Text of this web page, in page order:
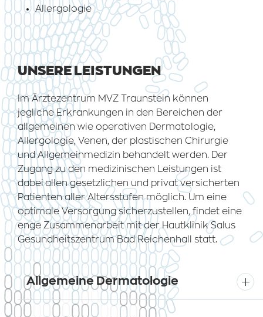
Allergologie
UNSERE LEISTUNGEN
Im Ärztezentrum MVZ Traunstein können
jegliche Erkrankungen in den Bereichen der
allgemeinen wie operativen Dermatologie,
Allergologie, Venen, der plastischen Chirurgie
und Allgemeinmedizin behandelt werden. Der
Zugang zu den medizinischen Leistungen ist
dabeiallen gesetzlichen und privat versicherten
Patienten aller Altersstufen möglich. Um eine
optimale Versorgung sicherzustellen, findet eine
enge Zusammenarbeit mit der Hautklinik Salus
Gesundheitszentrum Bad Reichenhall statt.
Allgemeine Dermatologie